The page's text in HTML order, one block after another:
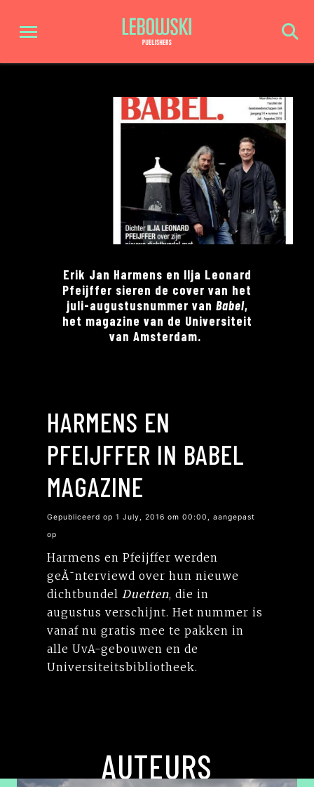
Erik Jan Harmens en Ilja Leonard
Pfeijffer sieren de cover van het
juli-augustusnummer van Babel,
het magazine van de Universiteit
van Amsterdam.
HARMENS EN
PFEIJFFER IN BABEL
MAGAZINE
Gepubliceerd op 1 July, 2016 om 00:00, aangepast
op
Harmens en Pfeijffer werden
geÃ¯nterviewd over hun nieuwe
dichtbundel Duetten, die in
augustus verschijnt. Het nummer is
vanaf nu gratis mee te pakken in
alle UvA-gebouwen en de
Universiteitsbibliotheek.
AUTEURS